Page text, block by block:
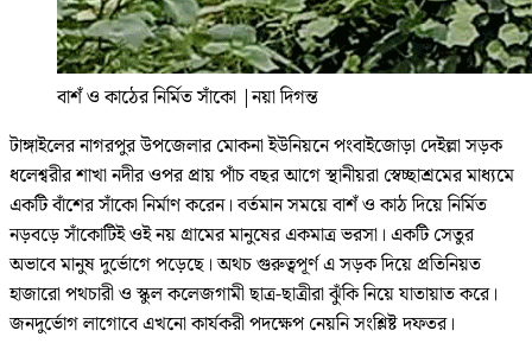
বাশঁ ও কাঠের নির্মিত সাঁকো |নয়া দিগন্ত
টাঙ্গাইলের নাগরপুর উপজেলার মোকনা ইউনিয়নে পংবাইজোড়া দেইল্লা সড়ক
ধলেশ্বরীর শাখা নদীর ওপর প্রায় পাঁচ বছর আগে স্থানীয়রা স্বেচ্ছাশ্রমের মাধ্যমে
একটি বাঁশের সাঁকো নির্মাণ করেন। বর্তমান সময়ে বাশঁ ও কাঠ দিয়ে নির্মিত
নড়বড়ে সাঁকোটিই ওই নয় গ্রামের মানুষের একমাত্র ভরসা। একটি সেতুর
অভাবে মানুষ দুর্ভোগে পড়েছে। অথচ গুরুত্বপূর্ণ এ সড়ক দিয়ে প্রতিনিয়ত
হাজারো পথচারী ও স্কুল কলেজগামী ছাত্র-ছাত্রীরা ঝুঁকি নিয়ে যাতায়াত করে।
জনদুর্ভোগ লাগোবে এখনো কার্যকরী পদক্ষেপ নেয়নি সংশ্লিষ্ট দফতর।